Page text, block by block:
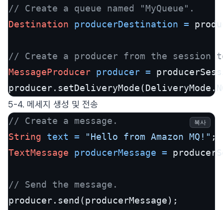
// Create a queue named "MyQueue".
Destination
producerDestination =
// Create a producer from the session
MessageProducer producer =
5-4. 메세지 생성 및 전송
// Create a message.
String
text = "Hello from Amazon MQ!"
TextMessage
producerMessage =
// Send the message.
producer.send(producerMessage);
복사